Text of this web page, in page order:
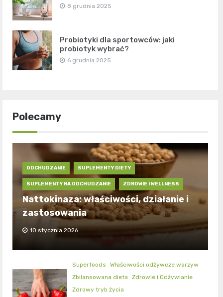
8 grudnia 2025
Probiotyki dla sportowców: jaki
probiotyk wybrać?
6 grudnia 2025
Polecamy
ODCHUDZANIE SUPLEMENTY DIETY
SUPLEMENTY NA ODCHUDZANIE ZDROWIE I WELLNESS
Nattokinaza: właściwości, działanie i
zastosowania
10 stycznia 2026
Superfoods
Właściwości odżywcze warzyw
Zbilansowana dieta
Zdrowie i Odżywianie
Zdrowy tryb życia